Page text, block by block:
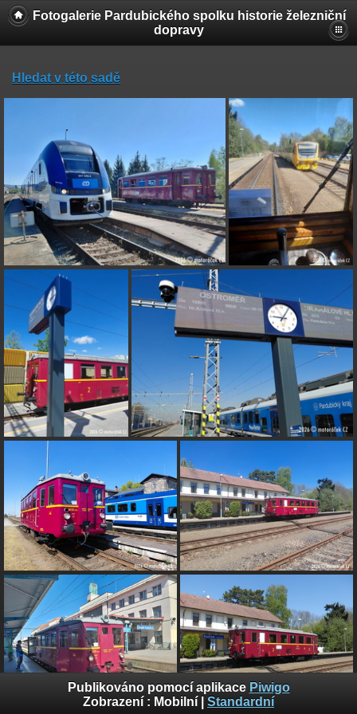
Fotogalerie Pardubického spolku historie železniční
dopravy
Hledat v této sadě
Publikováno pomocí aplikace Piwigo
Zobrazení : Mobilní Standardní